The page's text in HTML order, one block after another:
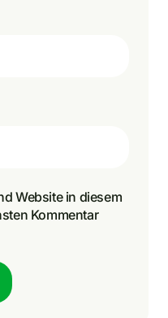
Website in diesem
Kommentar